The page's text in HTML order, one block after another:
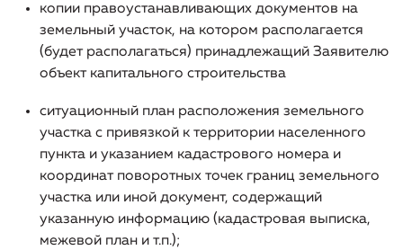
Специальная оценка условий труда
Информация
Информация об условиях, на которых осуществляется
поставка регулируемых товаров
Информация об основных потребительских
характеристиках регулируемых товаров и услуг
регулируемой организации
Акции
Бланки документов
Проектирование наружных сетей газо-, водо- и
теплоснабжения
Проектирование узлов учета расходов газа, воды и
Разработка сметной документации на изыскательные
работы, проектные работы и СМР
на проектирование объектов капитального
строительства
Строительный контроль за выполнением объектов
Генподряд по объектам капитального строительства
Подключение к системе водоснабжения и
водоотведения
систем автоматизации и диспетчеризации объектов
теплоснабжения, водоснабжения и водоотведения
копии правоустанавливающих документов на
земельный участок, на котором располагается
(будет располагаться) принадлежащий Заявителю
объект капитального строительства
ситуационный план расположения земельного
участка с привязкой к территории населенного
пункта и указанием кадастрового номера и
координат поворотных точек границ земельного
участка или иной документ, содержащий
указанную информацию (кадастровая выписка,
межевой план и т.п.);